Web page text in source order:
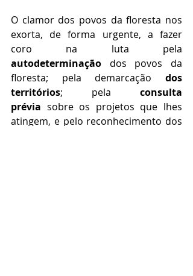
O clamor dos povos da floresta nos
exorta, de forma urgente, a fazer
autodeterminação dos povos da
floresta; pela demarcação dos
territórios; pela consulta
prévia sobre os projetos que lhes